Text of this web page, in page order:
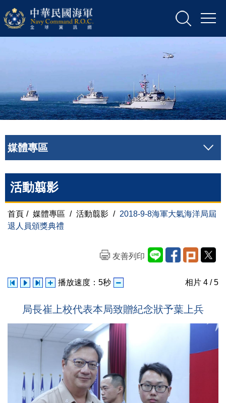
媒體專區
活動翦影
首頁 / 媒體專區 / 活動翦影 / 2018-9-8海軍大氣海洋局屆
退人員頒獎典禮
友善列印
播放速度： 5秒 相片 4 / 5
局長崔上校代表本局致贈紀念狀予葉上兵